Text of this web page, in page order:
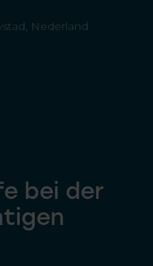
Nederland
bei der